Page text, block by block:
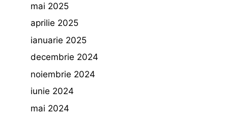
mai 2025
aprilie 2025
ianuarie 2025
decembrie 2024
noiembrie 2024
iunie 2024
mai 2024